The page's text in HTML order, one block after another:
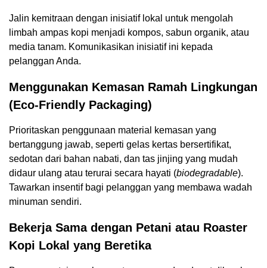
Jalin kemitraan dengan inisiatif lokal untuk mengolah
limbah ampas kopi menjadi kompos, sabun organik, atau
media tanam. Komunikasikan inisiatif ini kepada
pelanggan Anda.
Menggunakan Kemasan Ramah Lingkungan
(Eco-Friendly Packaging)
Prioritaskan penggunaan material kemasan yang
bertanggung jawab, seperti gelas kertas bersertifikat,
sedotan dari bahan nabati, dan tas jinjing yang mudah
didaur ulang atau terurai secara hayati (biodegradable).
Tawarkan insentif bagi pelanggan yang membawa wadah
minuman sendiri.
Bekerja Sama dengan Petani atau Roaster
Kopi Lokal yang Beretika